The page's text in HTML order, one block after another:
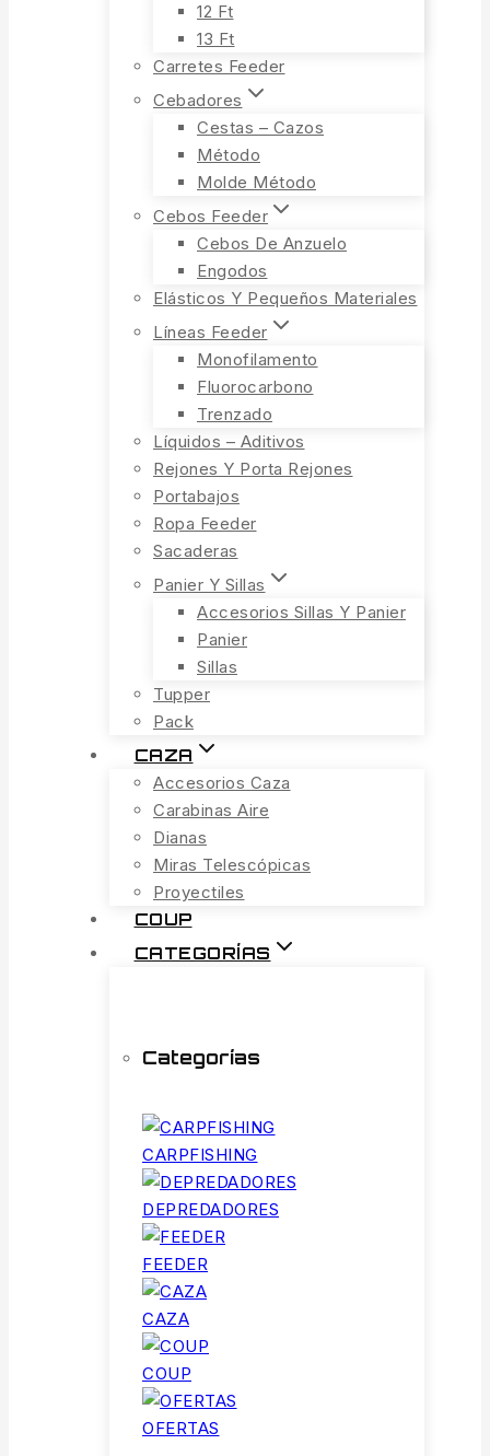
12 Ft
13 Ft
Carretes Feeder
Cebadores
Cestas – Cazos
Método
Molde Método
Cebos Feeder
Cebos De Anzuelo
Engodos
Elásticos Y Pequeños Materiales
Líneas Feeder
Monofilamento
Fluorocarbono
Trenzado
Líquidos – Aditivos
Rejones Y Porta Rejones
Portabajos
Ropa Feeder
Sacaderas
Panier Y Sillas
Accesorios Sillas Y Panier
Panier
Sillas
Tupper
Pack
CAZA
Accesorios Caza
Carabinas Aire
Dianas
Miras Telescópicas
Proyectiles
COUP
CATEGORÍAS
Categorías
CARPFISHING
DEPREDADORES
FEEDER
CAZA
COUP
OFERTAS